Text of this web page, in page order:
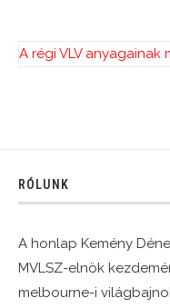
A régi VLV anyagainak
RÓLUNK
A honlap Kemény
MVLSZ-elnök
melbourne-i